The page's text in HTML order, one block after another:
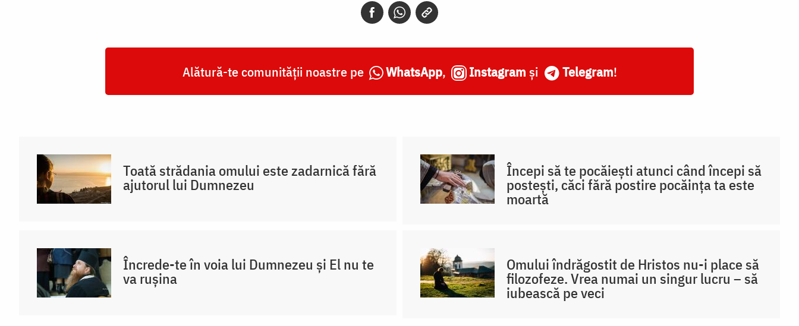
Foto:
Oana
Nechifor
Alătură-te comunității noastre pe WhatsApp, Instagram și Telegram!
Toată strădania omului este zadarnică fără
ajutorul lui Dumnezeu
Începi să te pocăiești atunci când începi să
postești, căci fără postire pocăința ta este
moartă
Încrede-te în voia lui Dumnezeu și El nu te
va rușina
Omului îndrăgostit de Hristos nu-i place să
filozofeze. Vrea numai un singur lucru – să
iubească pe veci